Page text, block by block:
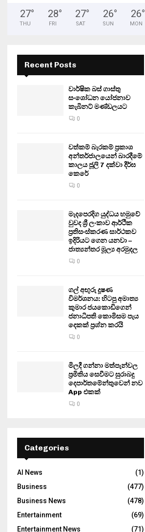
27°
THU
28°
FRI
27°
SAT
26°
SUN
26°
MON
Recent Posts
වාර්ෂික බස් ගාස්තු
සංශෝධන යෝජනාව
කැබිනට් මණ්ඩලයට
0
වත්කම් බැරකම් ප්‍රකාශ
අන්තර්ජාලයෙන් බාරදීමේ
කාලය ජූලි 7 දක්වා දීර්ඝ
කෙරේ
0
මැදපෙරදිග යුද්ධය හමුවේ
වුවද ශ්‍රී ලංකාව ආර්ථික
ප්‍රතිසංස්කරණ සාර්ථකව
ඉදිරියට ගෙන යනවා –
ජාත්‍යන්තර මූල්‍ය අරමුදල
0
ගල් අඟුරු දූෂණ
විමර්ශනය: හිටපු අමාත්‍ය
කුමාර ජයකොඩිගෙන්
ජනාධිපති කොමිසම පැය
දෙකක් ප්‍රශ්න කරයි
0
මිලදී ගන්නා මත්පැන්වල
ප්‍රමිතිය සෙවීමට සුරාබදු
දෙපාර්තමේන්තුවෙන් නව
App එකක්
0
Categories
AI News
(1)
Business
(477)
Business News
(478)
Entertainment
(69)
Entertainment News
(71)